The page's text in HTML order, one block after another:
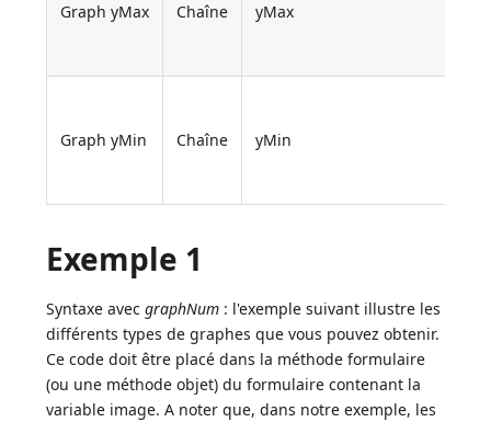
Graph yMax Chaîne yMax
Graph yMin Chaîne yMin
Exemple 1
Syntaxe avecgraphNum : l'exemple suivant illustre les
différents types de graphes que vous pouvez obtenir.
Ce code doit être placé dans la méthode formulaire
(ou une méthode objet) du formulaire contenant la
variable image. A noter que, dans notre exemple, les